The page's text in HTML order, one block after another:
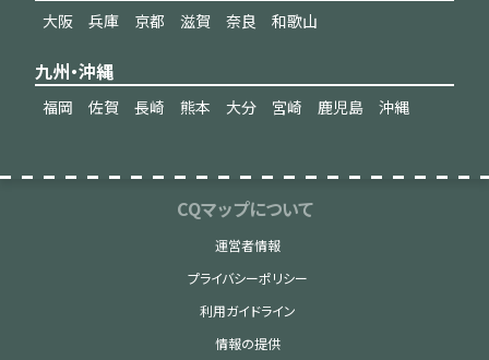
大阪 兵庫 京都 滋賀 奈良 和歌山
九州・沖縄
福岡 佐賀 長崎 熊本 大分 宮崎 鹿児島 沖縄
CQマップについて
運営者情報
プライバシーポリシー
利用ガイドライン
情報の提供